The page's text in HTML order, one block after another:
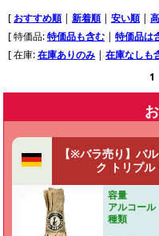
[ おすすめ順 | 新着順 | 安い順 |
[ 特価品:特価品も含む | 特価品は
[ 在庫:在庫ありのみ | 在庫なしも
1
【※バラ売り】バ
ク トリプル
容量
アルコール
種類